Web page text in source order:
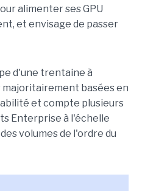
alimenter ses GPU
et envisage de passer
d'une trentaine à
basées en
et compte plusieurs
Enterprise à l'échelle
volumes de l'ordre du